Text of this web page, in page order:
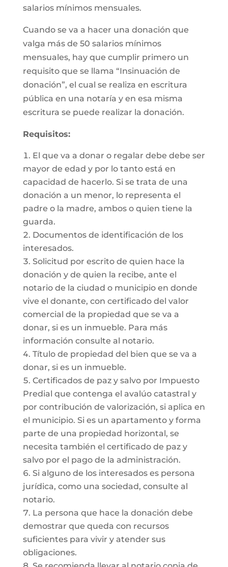
salarios mínimos mensuales.
Cuando se va a hacer una donación que
valga más de 50 salarios mínimos
mensuales, hay que cumplir primero un
requisito que se llama “Insinuación de
donación”, el cual se realiza en escritura
pública en una notaría y en esa misma
escritura se puede realizar la donación.
Requisitos:
El que va a donar o regalar debe debe ser
mayor de edad y por lo tanto está en
capacidad de hacerlo. Si se trata de una
donación a un menor, lo representa el
padre o la madre, ambos o quien tiene la
guarda.
Documentos de identificación de los
interesados.
Solicitud por escrito de quien hace la
donación y de quien la recibe, ante el
notario de la ciudad o municipio en donde
vive el donante, con certificado del valor
comercial de la propiedad que se va a
donar, si es un inmueble. Para más
información consulte al notario.
Título de propiedad del bien que se va a
donar, si es un inmueble.
Certificados de paz y salvo por Impuesto
Predial que contenga el avalúo catastral y
por contribución de valorización, si aplica en
el municipio. Si es un apartamento y forma
parte de una propiedad horizontal, se
necesita también el certificado de paz y
salvo por el pago de la administración.
Si alguno de los interesados es persona
jurídica, como una sociedad, consulte al
notario.
La persona que hace la donación debe
demostrar que queda con recursos
suficientes para vivir y atender sus
obligaciones.